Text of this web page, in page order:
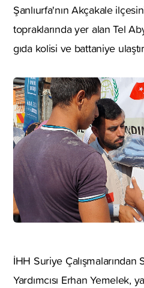
Şanlıurfa'nın Akçakale
topraklarında yer alan Tel
gıda kolisi ve battaniye
İHH Suriye
Yardımcısı Erhan Yemelek,